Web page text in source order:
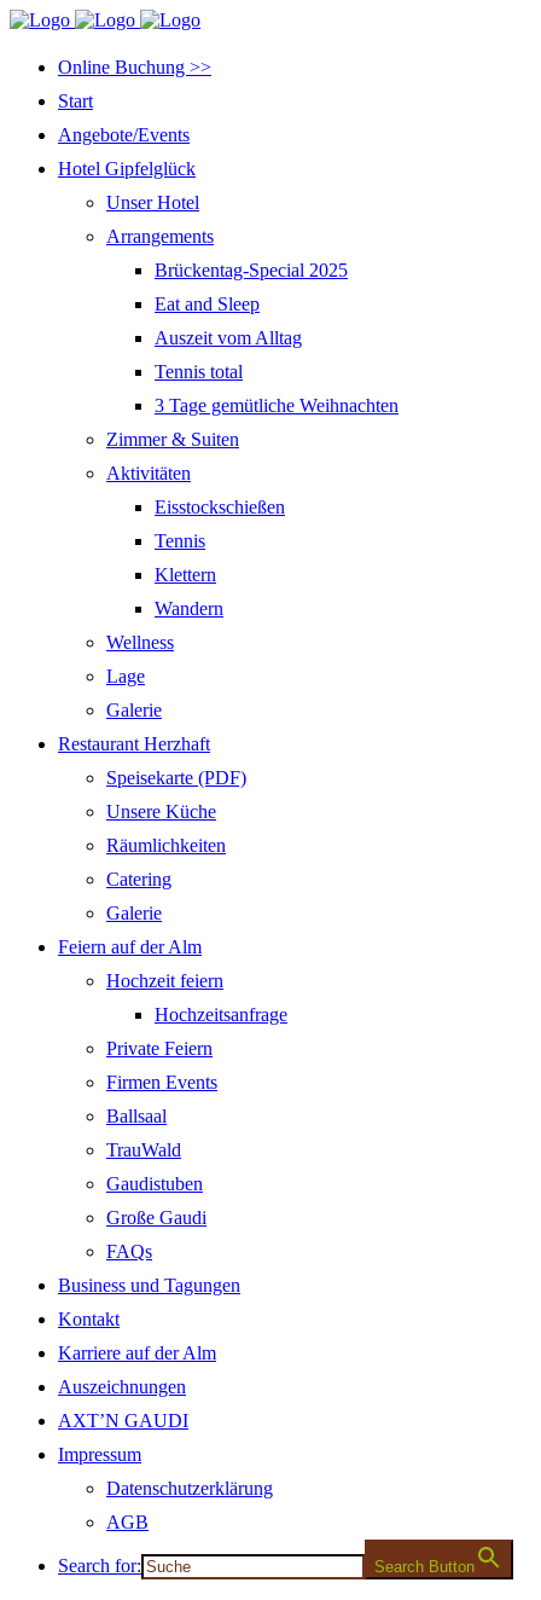
Online Buchung >>
Start
Angebote/Events
Hotel Gipfelglück
Unser Hotel
Arrangements
Brückentag-Special 2025
Eat and Sleep
Auszeit vom Alltag
Tennis total
3 Tage gemütliche Weihnachten
Zimmer & Suiten
Aktivitäten
Eisstockschießen
Tennis
Klettern
Wandern
Wellness
Lage
Galerie
Restaurant Herzhaft
Speisekarte (PDF)
Unsere Küche
Räumlichkeiten
Catering
Galerie
Feiern auf der Alm
Hochzeit feiern
Hochzeitsanfrage
Private Feiern
Firmen Events
Ballsaal
TrauWald
Gaudistuben
Große Gaudi
FAQs
Business und Tagungen
Kontakt
Karriere auf der Alm
Auszeichnungen
AXT’N GAUDI
Impressum
Datenschutzerklärung
AGB
Search for: Search Button